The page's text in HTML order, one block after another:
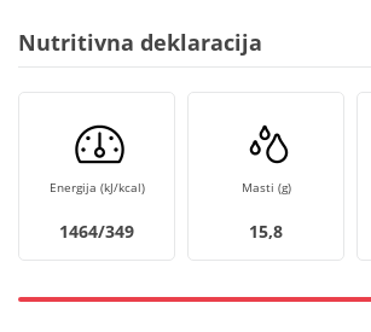
Nutritivna deklaracija
Energija (kJ/kcal)
1464/349
Masti (g)
15,8